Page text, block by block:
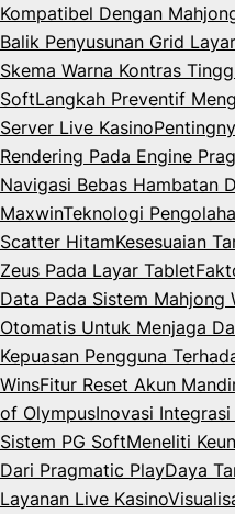
Kompatibel Dengan
Balik Penyusunan Grid
Skema Warna Kontras
SoftLangkah Preventif
Server Live Kasino
Rendering Pada Engine
Navigasi Bebas Hambatan
MaxwinTeknologi
Scatter HitamKesesuaian
Zeus Pada Layar Tablet
Data Pada Sistem Mahjong
Otomatis Untuk Menjaga
Kepuasan Pengguna
WinsFitur Reset Akun
of OlympusInovasi
Sistem PG SoftMeneliti
Dari Pragmatic PlayDaya
Layanan Live Kasino